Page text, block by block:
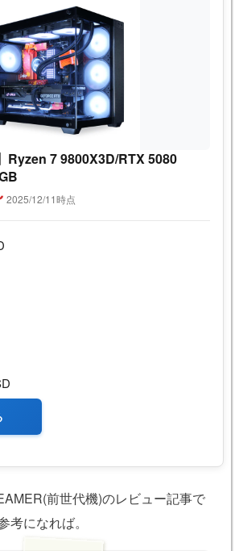
Ryzen 7 9800X3D/RTX 5080
2025/12/11時点
前世代機)のレビュー記事で
考になれば。